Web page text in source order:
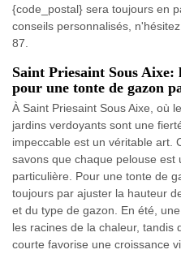
{code_postal} sera toujours en
conseils personnalisés,
87.
Saint Priesaint Sous Aixe:
pour une tonte de gazon
À Saint Priesaint Sous Aixe, où
jardins verdoyants sont une
impeccable est un véritable art.
savons que chaque pelouse est
particulière. Pour une tonte de
toujours par ajuster la hauteur
et du type de gazon. En été,
les racines de la chaleur, tandis
courte favorise une croissance